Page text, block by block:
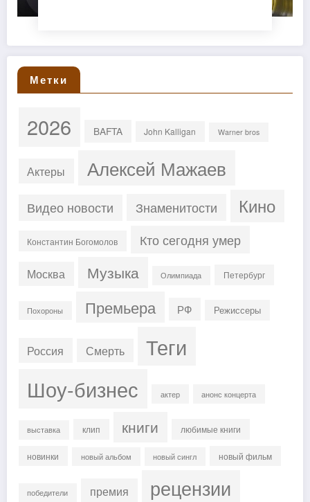
Метки
2026 BAFTA John Kalligan Warner bros
Актеры Алексей Мажаев
Видео новости Знаменитости Кино
Константин Богомолов Кто сегодня умер
Москва Музыка Олимпиада Петербург
Похороны Премьера РФ Режиссеры
Россия Смерть Теги
Шоу-бизнес актер анонс концерта
выставка клип книги любимые книги
новинки новый альбом новый сингл новый фильм
победители премия рецензии